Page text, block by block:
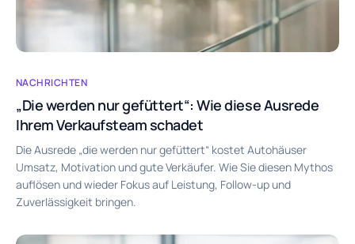
NACHRICHTEN
„Die werden nur gefüttert“: Wie diese Ausrede
Ihrem Verkaufsteam schadet
Die Ausrede „die werden nur gefüttert“ kostet Autohäuser
Umsatz, Motivation und gute Verkäufer. Wie Sie diesen Mythos
auflösen und wieder Fokus auf Leistung, Follow-up und
Zuverlässigkeit bringen.